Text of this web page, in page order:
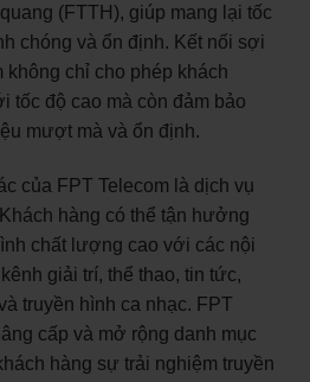
(FTTH), giúp mang lại tốc
chóng và ổn định. Kết nối sợi
không chỉ cho phép khách
tốc độ cao mà còn đảm bảo
mượt mà và ổn định.
của FPT Telecom là dịch vụ
hàng có thể tận hưởng
chất lượng cao với các nội
giải trí, thể thao, tin tức,
truyền hình ca nhạc. FPT
cấp và mở rộng danh mục
hàng sự trải nghiệm truyền